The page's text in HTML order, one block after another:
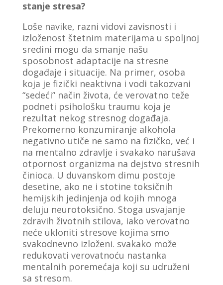
stanje stresa?
Loše navike, razni vidovi zavisnosti i
izloženost štetnim materijama u spoljnoj
sredini mogu da smanje našu
sposobnost adaptacije na stresne
događaje i situacije. Na primer, osoba
koja je fizički neaktivna i vodi takozvani
“sedeći” način života, će verovatno teže
podneti psihološku traumu koja je
rezultat nekog stresnog događaja.
Prekomerno konzumiranje alkohola
negativno utiče ne samo na fizičko, već i
na mentalno zdravlje i svakako narušava
otpornost organizma na dejstvo stresnih
činioca. U duvanskom dimu postoje
desetine, ako ne i stotine toksičnih
hemijskih jedinjenja od kojih mnoga
deluju neurotoksično. Stoga usvajanje
zdravih životnih stilova, iako verovatno
neće ukloniti stresove kojima smo
svakodnevno izloženi. svakako može
redukovati verovatnoću nastanka
mentalnih poremećaja koji su udruženi
sa stresom.